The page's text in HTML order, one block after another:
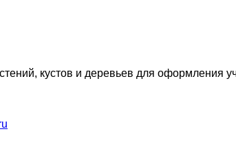
кустов и деревьев для оформления